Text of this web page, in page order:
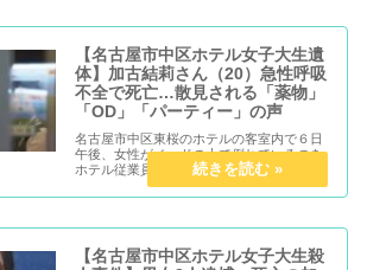
【名古屋市中区ホテル女子大生遺
体】加古結莉さん（20）急性呼吸
不全で死亡…散見される「薬物」
「OD」「パーティー」の声
名古屋市中区東桜のホテルの客室内で６日
午後、女性がベッドの上で倒れているのを
ホテル従業員が見つけ、別の従業員が１１
９番した。女性は頭に袋のようなものをか
ぶった状態で、その場で死亡が確認され
不全だったと発...
【名古屋市中区ホテル女子大生殺